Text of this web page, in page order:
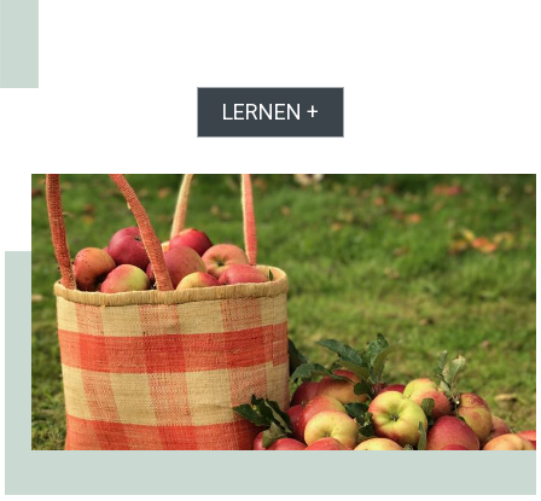
LERNEN +